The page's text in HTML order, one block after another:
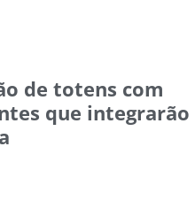
de totens com
que integrarão